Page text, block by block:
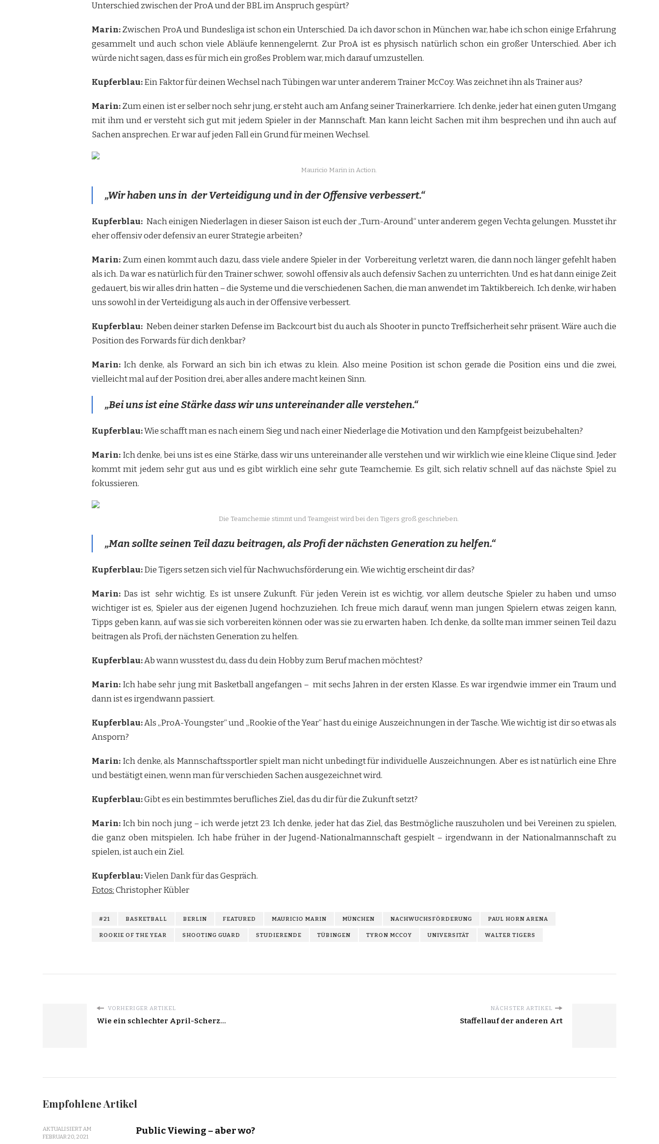
Unterschied zwischen der ProA und der BBL im Anspruch gespürt?
Marin:Zwischen ProA und Bundesliga ist schon ein Unterschied. Da ich davor schon in München war, habe ich schon einige Erfahrung
gesammelt und auch schon viele Abläufe kennengelernt. Zur ProA ist es physisch natürlich schon ein großer Unterschied. Aber ich
würde nicht sagen, dass es für mich ein großes Problem war, mich darauf umzustellen.
Kupferblau:Ein Faktor für deinen Wechsel nach Tübingen war unter anderem Trainer McCoy. Was zeichnet ihn als Trainer aus?
Marin:Zum einen ist er selber noch sehr jung, er steht auch am Anfang seiner Trainerkarriere. Ich denke, jeder hat einen guten Umgang
mit ihm und er versteht sich gut mit jedem Spieler in der Mannschaft. Man kann leicht Sachen mit ihm besprechen und ihn auch auf
Sachen ansprechen. Er war auf jeden Fall ein Grund für meinen Wechsel.
Mauricio Marin in Action.
„Wir haben uns in der Verteidigung und in der Offensive verbessert.“
Kupferblau: Nach einigen Niederlagen in dieser Saison ist euch der „Turn-Around“ unter anderem gegen Vechta gelungen. Musstet ihr
eher offensiv oder defensiv an eurer Strategie arbeiten?
Marin: Zum einen kommt auch dazu, dass viele andere Spieler in der Vorbereitung verletzt waren, die dann noch länger gefehlt haben
als ich. Da war es natürlich für den Trainer schwer, sowohl offensiv als auch defensiv Sachen zu unterrichten. Und es hat dann einige Zeit
gedauert, bis wir alles drin hatten – die Systeme und die verschiedenen Sachen, die man anwendet im Taktikbereich. Ich denke, wir haben
uns sowohl in der Verteidigung als auch in der Offensive verbessert.
Kupferblau: Neben deiner starken Defense im Backcourt bist du auch als Shooter in puncto Treffsicherheit sehr präsent. Wäre auch die
Position des Forwards für dich denkbar?
Marin: Ich denke, als Forward an sich bin ich etwas zu klein. Also meine Position ist schon gerade die Position eins und die zwei,
vielleicht mal auf der Position drei, aber alles andere macht keinen Sinn.
„Bei uns ist eine Stärke dass wir uns untereinander alle verstehen.“
Kupferblau:Wie schafft man es nach einem Sieg und nach einer Niederlage die Motivation und den Kampfgeist beizubehalten?
Marin: Ich denke, bei uns ist es eine Stärke, dass wir uns untereinander alle verstehen und wir wirklich wie eine kleine Clique sind. Jeder
kommt mit jedem sehr gut aus und es gibt wirklich eine sehr gute Teamchemie. Es gilt, sich relativ schnell auf das nächste Spiel zu
fokussieren.
Die Teamchemie stimmt und Teamgeist wird bei den Tigers groß geschrieben.
„Man sollte seinen Teil dazu beitragen, als Profi der nächsten Generation zu helfen.“
Kupferblau:Die Tigers setzen sich viel für Nachwuchsförderung ein. Wie wichtig erscheint dir das?
Marin: Das ist sehr wichtig. Es ist unsere Zukunft. Für jeden Verein ist es wichtig, vor allem deutsche Spieler zu haben und umso
wichtiger ist es, Spieler aus der eigenen Jugend hochzuziehen. Ich freue mich darauf, wenn man jungen Spielern etwas zeigen kann,
Tipps geben kann, auf was sie sich vorbereiten können oder was sie zu erwarten haben. Ich denke, da sollte man immer seinen Teil dazu
beitragen als Profi, der nächsten Generation zu helfen.
Kupferblau:Ab wann wusstest du, dass du dein Hobby zum Beruf machen möchtest?
Marin: Ich habe sehr jung mit Basketball angefangen – mit sechs Jahren in der ersten Klasse. Es war irgendwie immer ein Traum und
dann ist es irgendwann passiert.
Kupferblau:Als „ProA-Youngster“ und „Rookie of the Year“ hast du einige Auszeichnungen in der Tasche. Wie wichtig ist dir so etwas als
Ansporn?
Marin: Ich denke, als Mannschaftssportler spielt man nicht unbedingt für individuelle Auszeichnungen. Aber es ist natürlich eine Ehre
und bestätigt einen, wenn man für verschieden Sachen ausgezeichnet wird.
Kupferblau:Gibt es ein bestimmtes berufliches Ziel, das du dir für die Zukunft setzt?
Marin: Ich bin noch jung – ich werde jetzt 23. Ich denke, jeder hat das Ziel, das Bestmögliche rauszuholen und bei Vereinen zu spielen,
die ganz oben mitspielen. Ich habe früher in der Jugend-Nationalmannschaft gespielt – irgendwann in der Nationalmannschaft zu
spielen, ist auch ein Ziel.
Kupferblau:Vielen Dank für das Gespräch.
Fotos:Christopher Kübler
#21 BASKETBALL BERLIN FEATURED MAURICIO MARIN MÜNCHEN NACHWUCHSFÖRDERUNG PAUL HORN ARENA
ROOKIE OF THE YEAR SHOOTING GUARD STUDIERENDE TÜBINGEN TYRON MCCOY UNIVERSITÄT WALTER TIGERS
VORHERIGER ARTIKEL
Wie ein schlechter April-Scherz…
NÄCHSTER ARTIKEL
Staffellauf der anderen Art
Empfohlene Artikel
AKTUALISIERT AM
FEBRUAR 20, 2021
Public Viewing – aber wo?